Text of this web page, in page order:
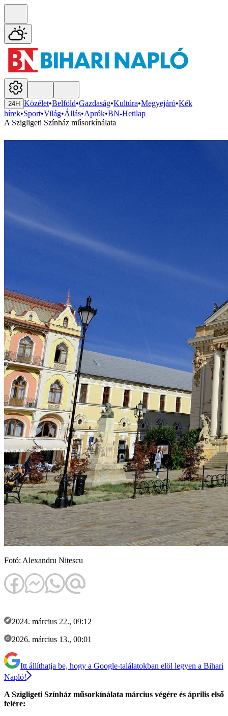
24H Közélet•Belföld•Gazdaság•Kultúra•Megyejáró•Kék
hírek•Sport•Világ•Állás•Aprók•BN-Hetilap
A Szigligeti Színház műsorkínálata
Fotó: Alexandru Nițescu
2024. március 22., 09:12
2026. március 13., 00:01
Itt állíthatja be, hogy a Google-találatokban elöl legyen a Bihari
Napló!
A Szigligeti Színház műsorkínálata március végére és április első
felére: